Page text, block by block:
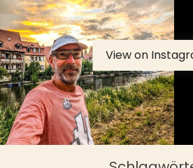
View on